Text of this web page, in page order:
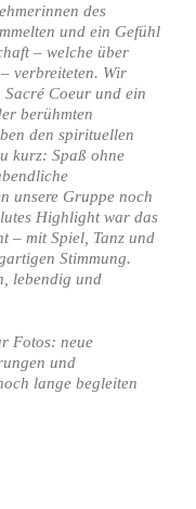
des
und ein Gefühl
– welche über
verbreiteten. Wir
Coeur und ein
berühmten
den spirituellen
kurz: Spaß ohne
unsere Gruppe noch
Highlight war das
– mit Spiel, Tanz und
Stimmung.
lebendig und
Fotos: neue
und
lange begleiten